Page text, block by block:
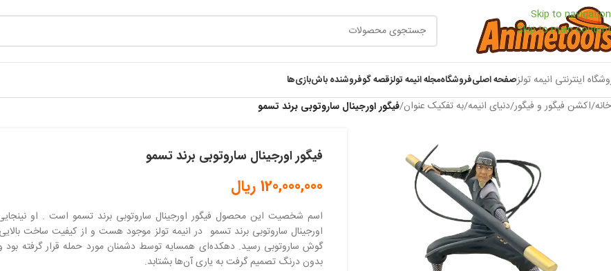
Skip to navigation
Skip to main content
اینترنتی انیمه تولزصفحه اصلیفروشگاهمجله انیمه تولزقصه گوفروشنده باشبازی‌ها
خانه/اکشن فیگور و فیگور/دنیای انیمه/به تفکیک عنوان/فیگور اورجینال ساروتوبی برند تسمو
فیگور اورجینال ساروتوبی برند تسمو
120,000,000 ریال
اسم شخصیت این محصول فیگور اورجینال ساروتوبی برند تسمو است . او
اورجینال ساروتوبی برند تسمو در انیمه تولز موجود هست و از کیفیت ساخت
گوش ساروتوبی رسید. دهکده‌ای همسایه توسط دشمنان مورد حمله قرار گرفته
بدون درنگ تصمیم گرفت به یاری آن‌ها بشتابد.